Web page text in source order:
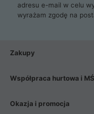
adresu e-mail w celu
wyrażam zgodę na
Zakupy
Współpraca hurtowa i
Okazja i promocja